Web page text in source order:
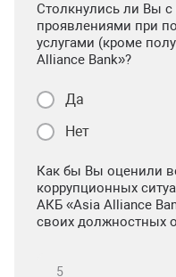
Столкнулись ли Вы
проявлениями при
услугами (кроме
Alliance Bank»?
Да
Нет
Как бы Вы оценили
коррупционных
АКБ «Asia Alliance
своих должностных